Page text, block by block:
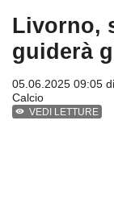
Livorno,
guiderà
05.06.2025 09:05 di
Calcio
VEDI LETTURE